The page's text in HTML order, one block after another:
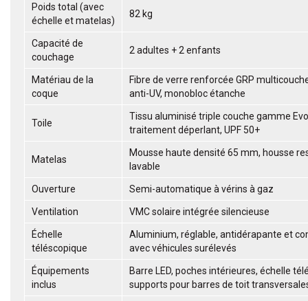
Poids total (avec
échelle et matelas)
82 kg
Capacité de
couchage
2 adultes + 2 enfants
Matériau de la
coque
Fibre de verre renforcée GRP
anti-UV, monobloc étanche
Toile
Tissu aluminisé triple couche gamme
traitement déperlant, UPF 50+
Matelas
Mousse haute densité 65 mm, housse
lavable
Ouverture Semi-automatique à vérins à gaz
Ventilation VMC solaire intégrée silencieuse
Échelle
téléscopique
Aluminium, réglable, antidérapante et
avec véhicules surélevés
Équipements
inclus
Barre LED, poches intérieures, échelle
supports pour barres de toit